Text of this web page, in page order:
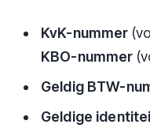
KvK-nummer
KBO-nummer
Geldig BTW-
Geldige